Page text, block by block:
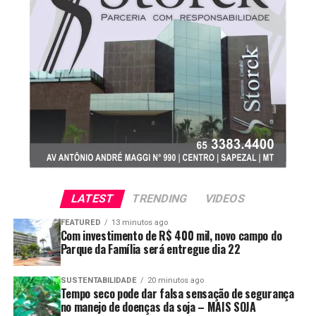
outros países para entender que prevenir custa muito
menos do que remediar.
A legislação não é o problema
Existe uma ideia equivocada de que a lei impede o
controle desses animais.
Não impede.
A legislação brasileira autoriza o manejo e o controle
populacional, desde que sejam obedecidas regras
técnicas e ambientais.
Então, por que a população continua aumentando?
Porque o modelo adotado simplesmente não está
conseguindo acompanhar a velocidade de reprodução e
dispersão da espécie.
LATEST TRENDING VIDEOS
FEATURED 13 minutos ago
Com investimento de R$ 400 mil, novo campo do
Parque da Família será entregue dia 22
SUSTENTABILIDADE 20 minutos ago
Tempo seco pode dar falsa sensação de segurança
no manejo de doenças da soja – MAIS SOJA